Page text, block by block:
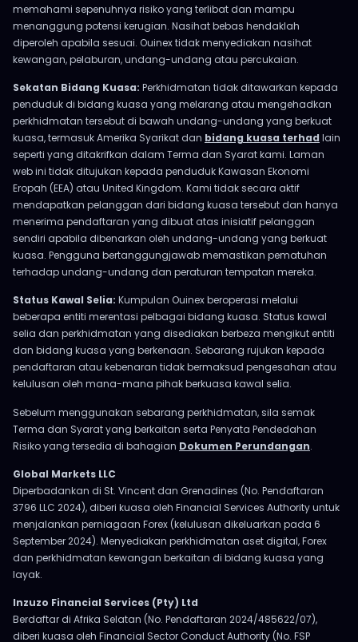
memahami sepenuhnya risiko yang terlibat dan mampu
menanggung potensi kerugian. Nasihat bebas hendaklah
diperoleh apabila sesuai. Ouinex tidak menyediakan nasihat
kewangan, pelaburan, undang-undang atau percukaian.
Sekatan Bidang Kuasa: Perkhidmatan tidak ditawarkan kepada
penduduk di bidang kuasa yang melarang atau mengehadkan
perkhidmatan tersebut di bawah undang-undang yang berkuat
kuasa, termasuk Amerika Syarikat dan bidang kuasa terhad lain
seperti yang ditakrifkan dalam Terma dan Syarat kami. Laman
web ini tidak ditujukan kepada penduduk Kawasan Ekonomi
Eropah (EEA) atau United Kingdom. Kami tidak secara aktif
mendapatkan pelanggan dari bidang kuasa tersebut dan hanya
menerima pendaftaran yang dibuat atas inisiatif pelanggan
sendiri apabila dibenarkan oleh undang-undang yang berkuat
kuasa. Pengguna bertanggungjawab memastikan pematuhan
terhadap undang-undang dan peraturan tempatan mereka.
Status Kawal Selia: Kumpulan Ouinex beroperasi melalui
beberapa entiti merentasi pelbagai bidang kuasa. Status kawal
selia dan perkhidmatan yang disediakan berbeza mengikut entiti
dan bidang kuasa yang berkenaan. Sebarang rujukan kepada
pendaftaran atau kebenaran tidak bermaksud pengesahan atau
kelulusan oleh mana-mana pihak berkuasa kawal selia.
Sebelum menggunakan sebarang perkhidmatan, sila semak
Terma dan Syarat yang berkaitan serta Penyata Pendedahan
Risiko yang tersedia di bahagian Dokumen Perundangan.
Global Markets LLC
Diperbadankan di St. Vincent dan Grenadines (No. Pendaftaran
3796 LLC 2024), diberi kuasa oleh Financial Services Authority untuk
menjalankan perniagaan Forex (kelulusan dikeluarkan pada 6
September 2024). Menyediakan perkhidmatan aset digital, Forex
dan perkhidmatan kewangan berkaitan di bidang kuasa yang
layak.
Inzuzo Financial Services (Pty) Ltd
Berdaftar di Afrika Selatan (No. Pendaftaran 2024/485622/07),
diberi kuasa oleh Financial Sector Conduct Authority (No. FSP